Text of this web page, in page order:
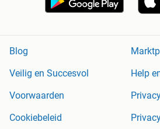
Blog
Veilig en Succesvol
Help
Voorwaarden
Cookiebeleid